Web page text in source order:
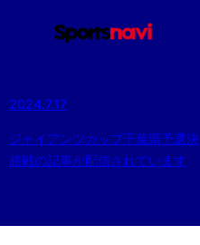
2024.7.17
ジャイアンツカップ千葉県予選決
勝戦の記事が配信されています